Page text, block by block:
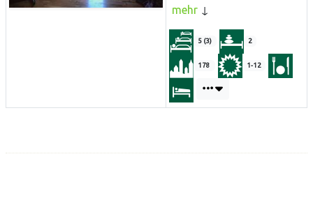
mehr
5 (3) 2
178 1-12